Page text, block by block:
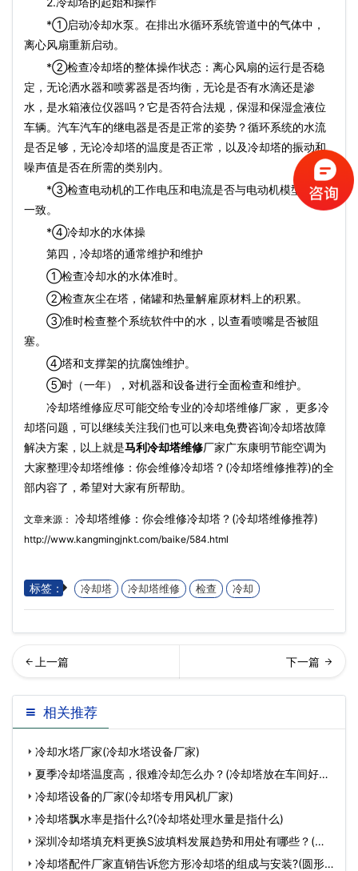
*①启动冷却水泵。在排出水循环系统管道中的气体中，
离心风扇重新启动。
*②检查冷却塔的整体操作状态：离心风扇的运行是否稳
定，无论洒水器和喷雾器是否均衡，无论是否有水滴还是渗
水，是水箱液位仪器吗？它是否符合法规，保湿和保湿盒液位
车辆。汽车汽车的继电器是否是正常的姿势？循环系统的水流
是否足够，无论冷却塔的温度是否正常，以及冷却塔的振动和
噪声值是否在所需的类别内。
*③检查电动机的工作电压和电流是否与电动机模型保持
一致。
*④冷却水的水体操
第四，冷却塔的通常维护和维护
①检查冷却水的水体准时。
②检查灰尘在塔，储罐和热量解雇原材料上的积累。
③准时检查整个系统软件中的水，以查看喷嘴是否被阻
塞。
④塔和支撑架的抗腐蚀维护。
⑤时（一年），对机器和设备进行全面检查和维护。
冷却塔维修应尽可能交给专业的冷却塔维修厂家， 更多冷
却塔问题，可以继续关注我们也可以来电免费咨询冷却塔故障
解决方案，以上就是马利冷却塔维修厂家广东康明节能空调为
大家整理冷却塔维修：你会维修冷却塔？(冷却塔维修推荐)的全
部内容了，希望对大家有所帮助。
文章来源： 冷却塔维修：你会维修冷却塔？(冷却塔维修推荐)
http://www.kangmingjnkt.com/baike/584.html
标签： 冷却塔 冷却塔维修 检查 冷却
系列安装保养手册(nt系列保
险丝怎么拆)…
却塔配件厂家直销说影响着
闭式冷却塔的降温效
相关推荐
冷却水塔厂家(冷却水塔设备厂家)
夏季冷却塔温度高，很难冷却怎么办？(冷却塔放在车间好不
好)冷却塔设备的厂家(冷却塔专用风机厂家)
冷却塔飘水率是指什么?(冷却塔处理水量是指什么)
深圳冷却塔填充料更换S波填料发展趋势和用处有哪些？(深
圳冷
冷却塔配件厂家直销告诉您方形冷却塔的组成与安装?(圆形